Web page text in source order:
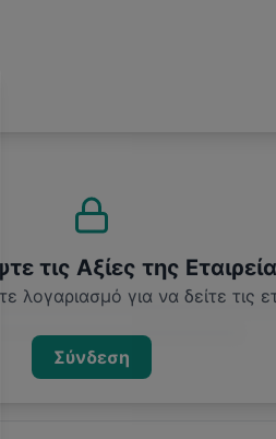
τις Αξίες της
λογαριασμό για να δείτε τις
Σύνδεση